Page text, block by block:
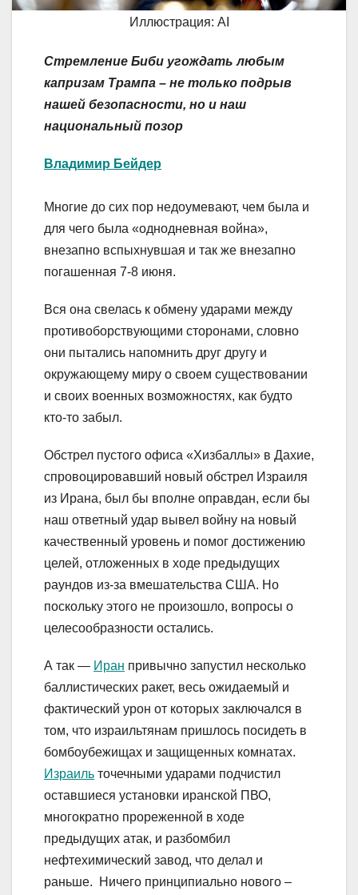
Иллюстрация: AI
Стремление Биби угождать любым
капризам Трампа – не только подрыв
нашей безопасности, но и наш
национальный позор
Владимир Бейдер
Многие до сих пор недоумевают, чем была и
для чего была «однодневная война»,
внезапно вспыхнувшая и так же внезапно
погашенная 7-8 июня.
Вся она свелась к обмену ударами между
противоборствующими сторонами, словно
они пытались напомнить друг другу и
окружающему миру о своем существовании
и своих военных возможностях, как будто
кто-то забыл.
Обстрел пустого офиса «Хизбаллы» в Дахие,
спровоцировавший новый обстрел Израиля
из Ирана, был бы вполне оправдан, если бы
наш ответный удар вывел войну на новый
качественный уровень и помог достижению
целей, отложенных в ходе предыдущих
раундов из-за вмешательства США. Но
поскольку этого не произошло, вопросы о
целесообразности остались.
А так — Иран привычно запустил несколько
баллистических ракет, весь ожидаемый и
фактический урон от которых заключался в
том, что израильтянам пришлось посидеть в
бомбоубежищах и защищенных комнатах.
Израиль точечными ударами подчистил
оставшиеся установки иранской ПВО,
многократно прореженной в ходе
предыдущих атак, и разбомбил
нефтехимический завод, что делал и
раньше. Ничего принципиально нового –